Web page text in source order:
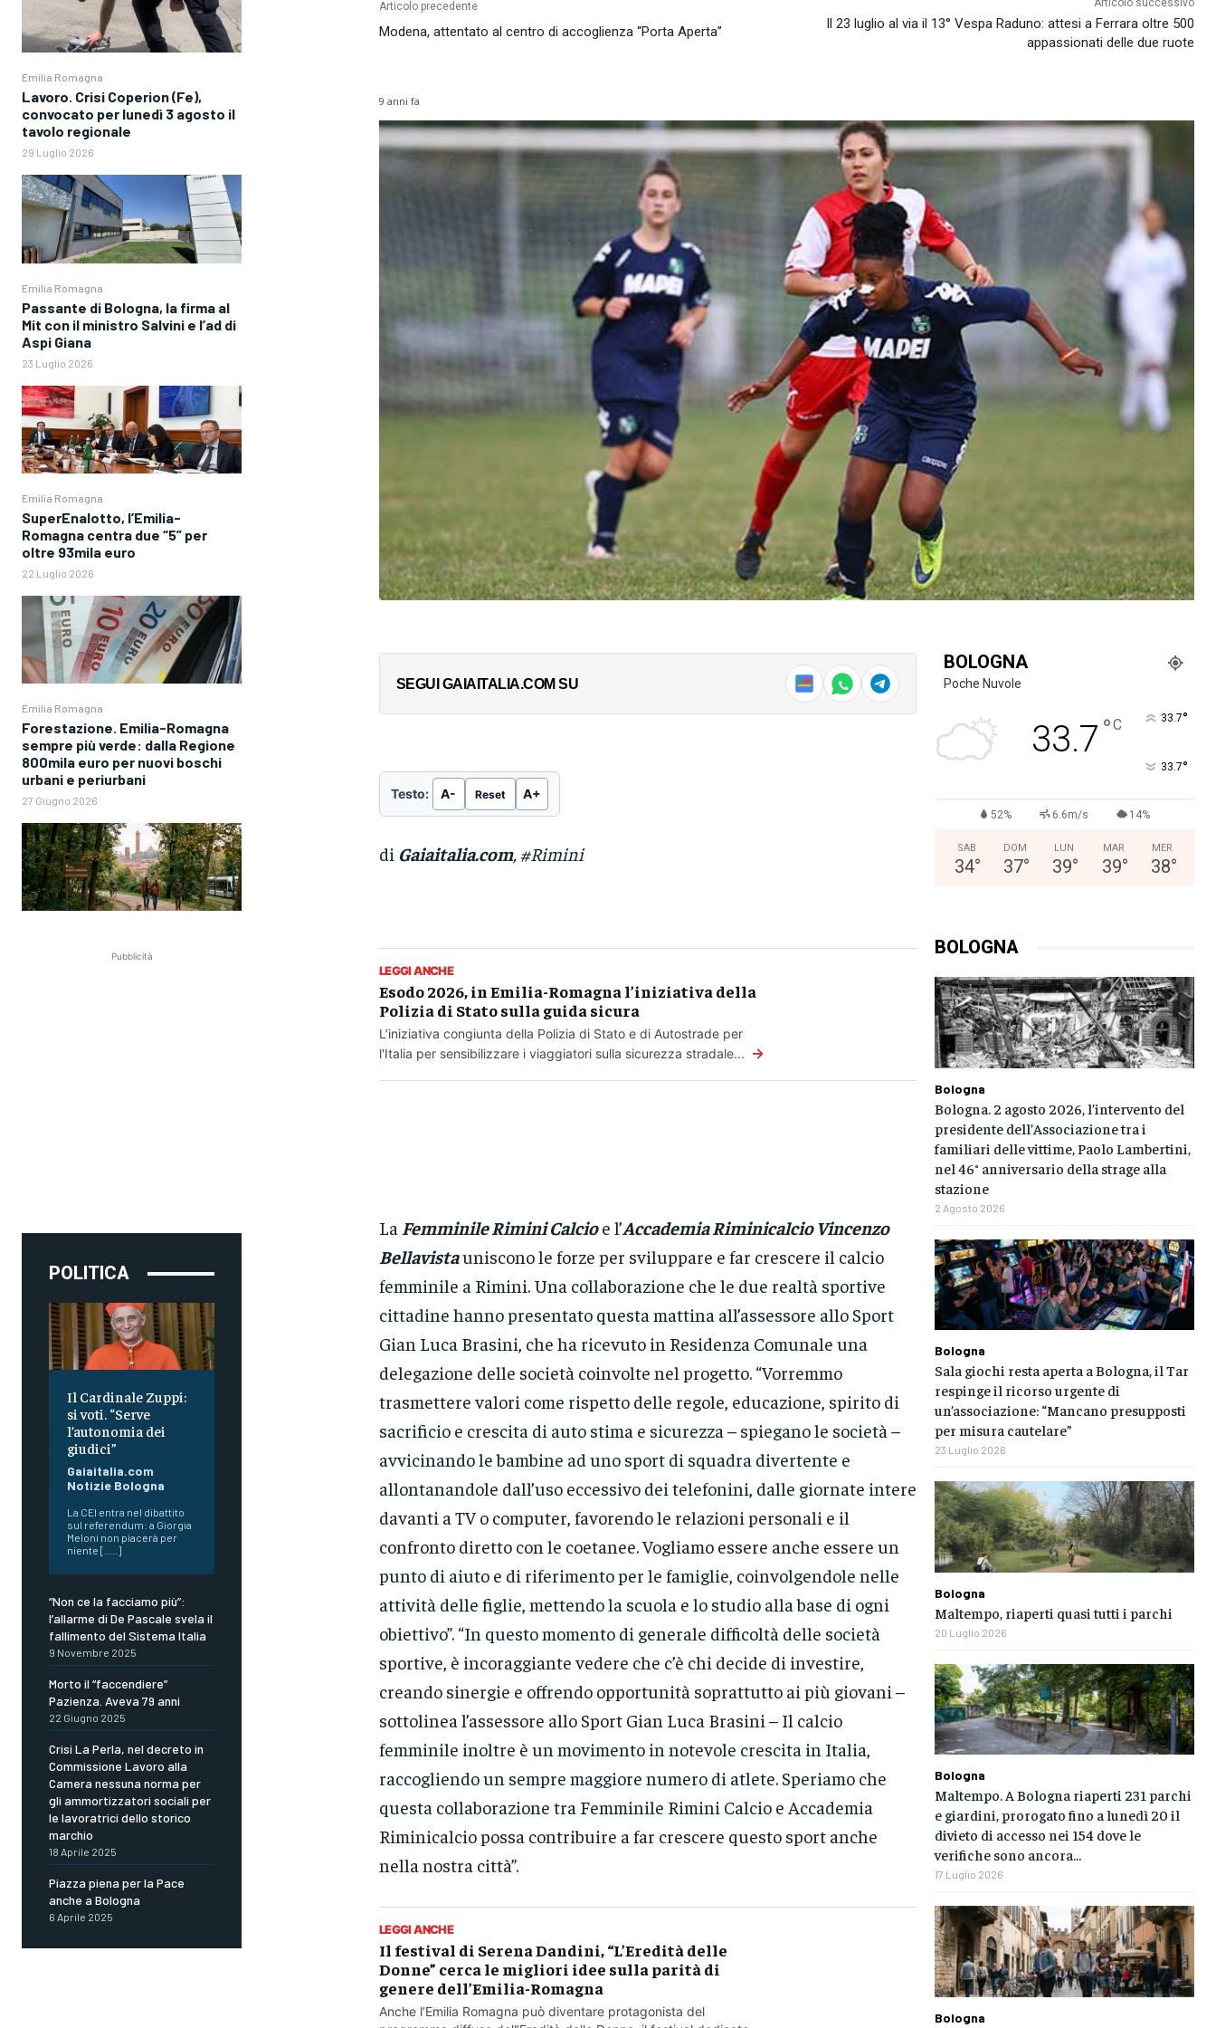
Emilia Romagna
Lavoro. Crisi Coperion (Fe),
convocato per lunedì 3 agosto il
tavolo regionale
29 Luglio 2026
Emilia Romagna
Passante di Bologna, la firma al
Mit con il ministro Salvini e l’ad di
Aspi Giana
23 Luglio 2026
Emilia Romagna
SuperEnalotto, l’Emilia-
Romagna centra due “5” per
oltre 93mila euro
22 Luglio 2026
Emilia Romagna
Forestazione. Emilia-Romagna
sempre più verde: dalla Regione
800mila euro per nuovi boschi
urbani e periurbani
27 Giugno 2026
Pubblicità
POLITICA
Il Cardinale Zuppi:
si voti. “Serve
l’autonomia dei
giudici”
Gaiaitalia.com
Notizie Bologna
La CEI entra nel dibattito
sul referendum: a Giorgia
Meloni non piacerà per
niente [.....]
“Non ce la facciamo più”:
l’allarme di De Pascale svela il
fallimento del Sistema Italia
9 Novembre 2025
Morto il “faccendiere”
Pazienza. Aveva 79 anni
22 Giugno 2025
Crisi La Perla, nel decreto in
Commissione Lavoro alla
Camera nessuna norma per
gli ammortizzatori sociali per
le lavoratrici dello storico
marchio
18 Aprile 2025
Piazza piena per la Pace
anche a Bologna
6 Aprile 2025
Articolo precedente
Modena, attentato al centro di accoglienza “Porta Aperta”
Articolo successivo
Il 23 luglio al via il 13° Vespa Raduno: attesi a Ferrara oltre 500
appassionati delle due ruote
9 anni fa
SEGUI GAIAITALIA.COM SU
Testo: A- Reset A+
di Gaiaitalia.com, #Rimini
LEGGI ANCHE
Esodo 2026, in Emilia-Romagna l’iniziativa della
Polizia di Stato sulla guida sicura
L’iniziativa congiunta della Polizia di Stato e di Autostrade per
l'Italia per sensibilizzare i viaggiatori sulla sicurezza stradale... →
La Femminile Rimini Calcioe l’Accademia Riminicalcio Vincenzo
Bellavistauniscono le forze per sviluppare e far crescere il calcio
femminile a Rimini. Una collaborazione che le due realtà sportive
cittadine hanno presentato questa mattina all’assessore allo Sport
Gian Luca Brasini, che ha ricevuto in Residenza Comunale una
delegazione delle società coinvolte nel progetto. “Vorremmo
trasmettere valori come rispetto delle regole, educazione, spirito di
sacrificio e crescita di auto stima e sicurezza – spiegano le società –
avvicinando le bambine ad uno sport di squadra divertente e
allontanandole dall’uso eccessivo dei telefonini, dalle giornate intere
davanti a TV o computer, favorendo le relazioni personali e il
confronto diretto con le coetanee. Vogliamo essere anche essere un
punto di aiuto e di riferimento per le famiglie, coinvolgendole nelle
attività delle figlie, mettendo la scuola e lo studio alla base di ogni
obiettivo”. “In questo momento di generale difficoltà delle società
sportive, è incoraggiante vedere che c’è chi decide di investire,
creando sinergie e offrendo opportunità soprattutto ai più giovani –
sottolinea l’assessore allo Sport Gian Luca Brasini – Il calcio
femminile inoltre è un movimento in notevole crescita in Italia,
raccogliendo un sempre maggiore numero di atlete. Speriamo che
questa collaborazione tra Femminile Rimini Calcio e Accademia
Riminicalcio possa contribuire a far crescere questo sport anche
nella nostra città”.
LEGGI ANCHE
Il festival di Serena Dandini, “L’Eredità delle
Donne” cerca le migliori idee sulla parità di
genere dell’Emilia-Romagna
Anche l’Emilia Romagna può diventare protagonista del
BOLOGNA
Poche Nuvole
33.7 °C 33.7°
33.7°
52% 6.6m/s 14%
SAB
34°
DOM
37°
LUN
39°
MAR
39°
MER
38°
BOLOGNA
Bologna
Bologna. 2 agosto 2026, l’intervento del
presidente dell’Associazione tra i
familiari delle vittime, Paolo Lambertini,
nel 46° anniversario della strage alla
stazione
2 Agosto 2026
Bologna
Sala giochi resta aperta a Bologna, il Tar
respinge il ricorso urgente di
un’associazione: “Mancano presupposti
per misura cautelare”
23 Luglio 2026
Bologna
Maltempo, riaperti quasi tutti i parchi
20 Luglio 2026
Bologna
Maltempo. A Bologna riaperti 231 parchi
e giardini, prorogato fino a lunedì 20 il
divieto di accesso nei 154 dove le
verifiche sono ancora...
17 Luglio 2026
Bologna